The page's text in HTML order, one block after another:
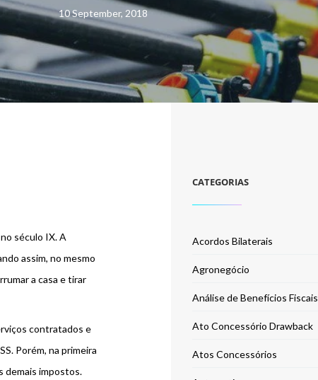
10 September, 2018
século IX. A
assim, no mesmo
a casa e tirar
contratados e
Porém, na primeira
demais impostos.
CATEGORIAS
Acordos Bilaterais
Agronegócio
Análise de Benefícios Fiscais
Ato Concessório Drawback
Atos Concessórios